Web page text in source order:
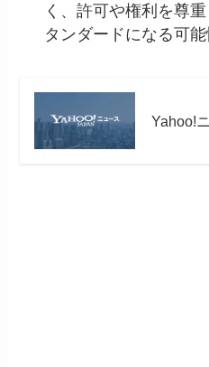
く、許可や権利を尊
タンダードになる可能
Yahoo!